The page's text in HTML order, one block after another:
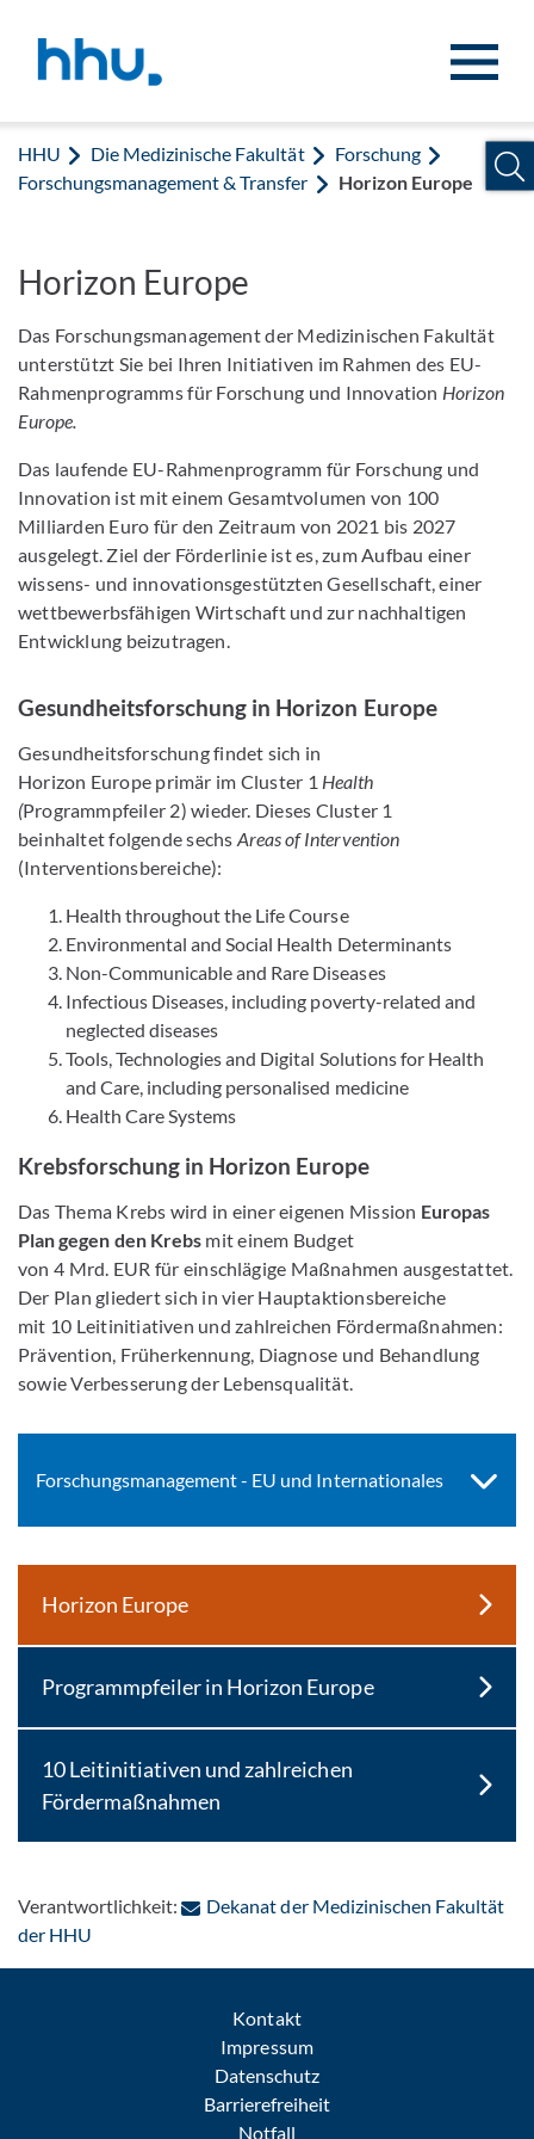
HHU Die Medizinische Fakultät
Forschung
Forschungsmanagement & Transfer
Horizon Europe
Horizon Europe
Das Forschungsmanagement der Medizinischen Fakultät
unterstützt Sie bei Ihren Initiativen im Rahmen des EU-
Rahmenprogramms für Forschung und Innovation Horizon
Europe.
Das laufende EU-Rahmenprogramm für Forschung und
Innovation ist mit einem Gesamtvolumen von 100
Milliarden Euro für den Zeitraum von 2021 bis 2027
ausgelegt. Ziel der Förderlinie ist es, zum Aufbau einer
wissens- und innovationsgestützten Gesellschaft, einer
wettbewerbsfähigen Wirtschaft und zur nachhaltigen
Entwicklung beizutragen.
Gesundheitsforschung in Horizon Europe
Gesundheitsforschung findet sich in
Horizon Europe primär im Cluster 1 Health
(Programmpfeiler 2) wieder. Dieses Cluster 1
beinhaltet folgende sechs Areas of Intervention
(Interventionsbereiche):
Health throughout the Life Course
Environmental and Social Health Determinants
Non-Communicable and Rare Diseases
Infectious Diseases, including poverty-related and
neglected diseases
Tools, Technologies and Digital Solutions for Health
and Care, including personalised medicine
Health Care Systems
Krebsforschung in Horizon Europe
Das Thema Krebs wird in einer eigenen Mission Europas
Plan gegen den Krebs mit einem Budget
von 4 Mrd. EUR für einschlägige Maßnahmen ausgestattet.
Der Plan gliedert sich in vier Hauptaktionsbereiche
mit 10 Leitinitiativen und zahlreichen Fördermaßnahmen:
Prävention, Früherkennung, Diagnose und Behandlung
sowie Verbesserung der Lebensqualität.
Forschungsmanagement - EU und Internationales
Horizon Europe
Programmpfeiler in Horizon Europe
10 Leitinitiativen und zahlreichen
Fördermaßnahmen
Verantwortlichkeit:
Dekanat der Medizinischen Fakultät
der HHU
Kontakt
Impressum
Datenschutz
Barrierefreiheit
Notfall